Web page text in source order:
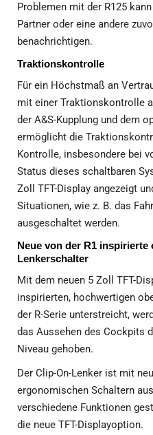
Problemen mit der R125
Partner oder eine andere
benachrichtigen.
Traktionskontrolle
Für ein Höchstmaß an
mit einer Traktionskontrolle
der A&S-Kupplung und dem
ermöglicht die
Kontrolle, insbesondere bei
Status dieses schaltbaren
Zoll TFT-Display angezeigt
Situationen, wie z. B. das
ausgeschaltet werden.
Neue von der R1 inspirierte
Lenkerschalter
Mit dem neuen 5 Zoll TFT-
inspirierten, hochwertigen
der R-Serie unterstreicht,
das Aussehen des Cockpits
Niveau gehoben.
Der Clip-On-Lenker ist mit
ergonomischen Schaltern
verschiedene Funktionen
die neue TFT-Displayoption.